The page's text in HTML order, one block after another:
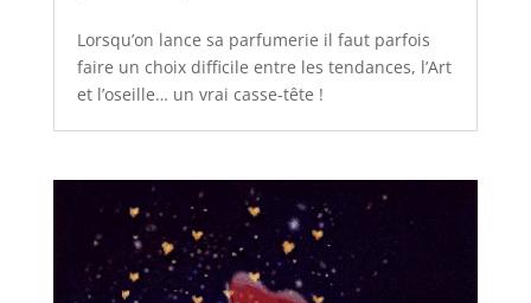
Lorsqu’on lance sa parfumerie il faut parfois
faire un choix difficile entre les tendances, l’Art
et l’oseille… un vrai casse-tête !